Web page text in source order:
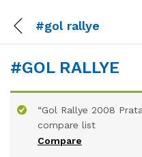
#gol rallye
#GOL RALLYE
Compare
“Gol Rallye 2008
compare list